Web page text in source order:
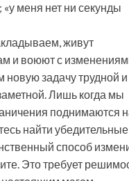
меня нет ни секунды
живут
и воюют с
задачу трудной и
Лишь когда мы
поднимаются
найти убедительные
способ
Это требует